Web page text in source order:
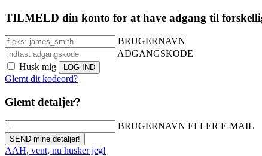
TILMELD din konto for at have adgang til
BRUGERNAVN
ADGANGSKODE
Husk mig
Glemt dit kodeord?
Glemt detaljer?
BRUGERNAVN ELLER E-MAIL
AAH, vent, nu husker jeg!